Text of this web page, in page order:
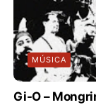
MÚSICA
Gi-O –